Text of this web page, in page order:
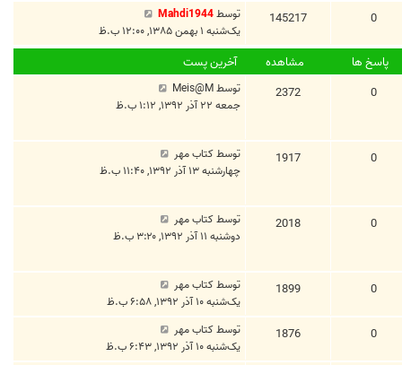
0
145217 توسطMahdi1944
یک‌شنبه ۱ بهمن ۱۳۸۵, ۱۲:۰۰ ب.ظ
پاسخ ها مشاهده
آخرین پست
0
2372 توسطMeis@M
جمعه ۲۲ آذر ۱۳۹۲, ۱:۱۲ ب.ظ
0
1917 توسطکتاب مهر
چهارشنبه ۱۳ آذر ۱۳۹۲, ۱۱:۴۰ ب.ظ
0
2018 توسطکتاب مهر
دوشنبه ۱۱ آذر ۱۳۹۲, ۳:۲۰ ب.ظ
0
1899 توسطکتاب مهر
یک‌شنبه ۱۰ آذر ۱۳۹۲, ۶:۵۸ ب.ظ
0
1876 توسطکتاب مهر
یک‌شنبه ۱۰ آذر ۱۳۹۲, ۶:۴۳ ب.ظ